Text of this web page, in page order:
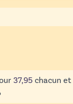
37,95 chacun et